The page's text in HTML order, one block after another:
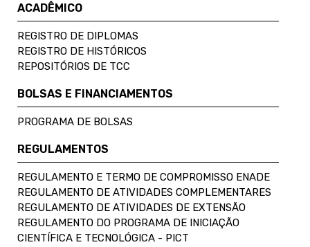
ACADÊMICO
REGISTRO DE DIPLOMAS
REGISTRO DE HISTÓRICOS
REPOSITÓRIOS DE TCC
BOLSAS E FINANCIAMENTOS
PROGRAMA DE BOLSAS
REGULAMENTOS
REGULAMENTO E TERMO DE COMPROMISSO ENADE
REGULAMENTO DE ATIVIDADES COMPLEMENTARES
REGULAMENTO DE ATIVIDADES DE EXTENSÃO
REGULAMENTO DO PROGRAMA DE INICIAÇÃO
CIENTÍFICA E TECNOLÓGICA - PICT